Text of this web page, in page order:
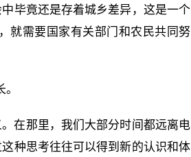
毕竟还是存着城乡差异，这是一个
就需要国家有关部门和农民共同努
在那里，我们大部分时间都远离电
种思考往往可以得到新的认识和体